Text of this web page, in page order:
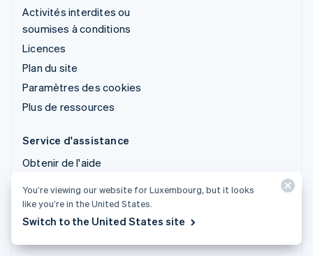
Activités interdites ou
soumises à conditions
Licences
Plan du site
Paramètres des cookies
Plus de ressources
Service d'assistance
Obtenir de l'aide
gérées
You’re viewing our website for Luxembourg, but it looks
like you’re in the United States.
Switch to the United States site